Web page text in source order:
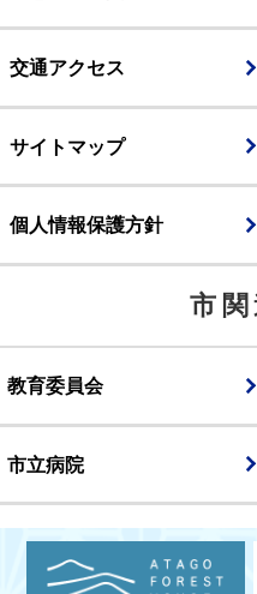
交通アクセス
サイトマップ
個人情報保護方針
市
教育委員会
市立病院
議会